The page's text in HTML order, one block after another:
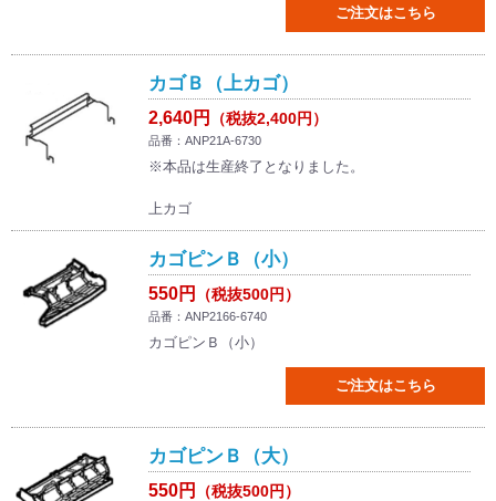
ご注文はこちら
カゴＢ（上カゴ）
2,640円 （税抜2,400円）
品番：ANP21A-6730
※本品は生産終了となりました。
上カゴ
カゴピンＢ（小）
550円 （税抜500円）
品番：ANP2166-6740
カゴピンＢ（小）
ご注文はこちら
カゴピンＢ（大）
550円 （税抜500円）